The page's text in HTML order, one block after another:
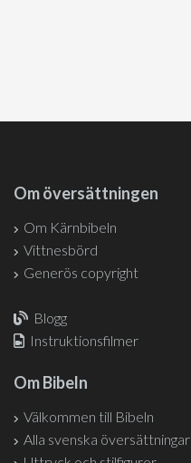
Om översättningen
Om Kärnbibeln
Vittnesbörd
Generös copyright
Blogg
Instruktionsfilmer
Om Bibeln
Välkommen till Bibeln
Alla svenska översättningar